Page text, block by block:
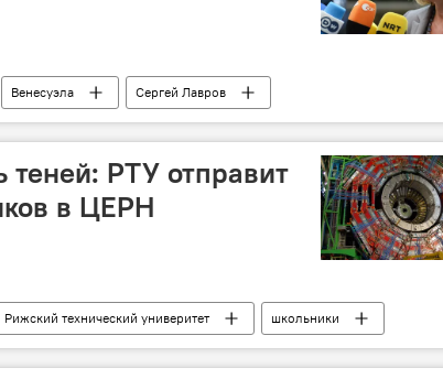
Венесуэла
Сергей Лавров
РТУ отправит
в ЦЕРН
Рижский технический универитет
школьники